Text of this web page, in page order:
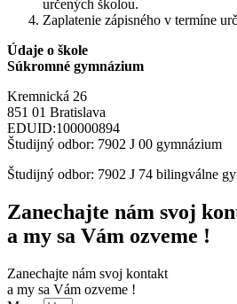
určených školou.
Zaplatenie zápisného v termíne
Údaje o škole
Súkromné gymnázium
Kremnická 26
851 01 Bratislava
EDUID:100000894
Študijný odbor: 7902 J 00 gymnázium
Študijný odbor: 7902 J 74 bilingválne
Zanechajte nám svoj
a my sa Vám ozveme !
Zanechajte nám svoj kontakt
a my sa Vám ozveme !